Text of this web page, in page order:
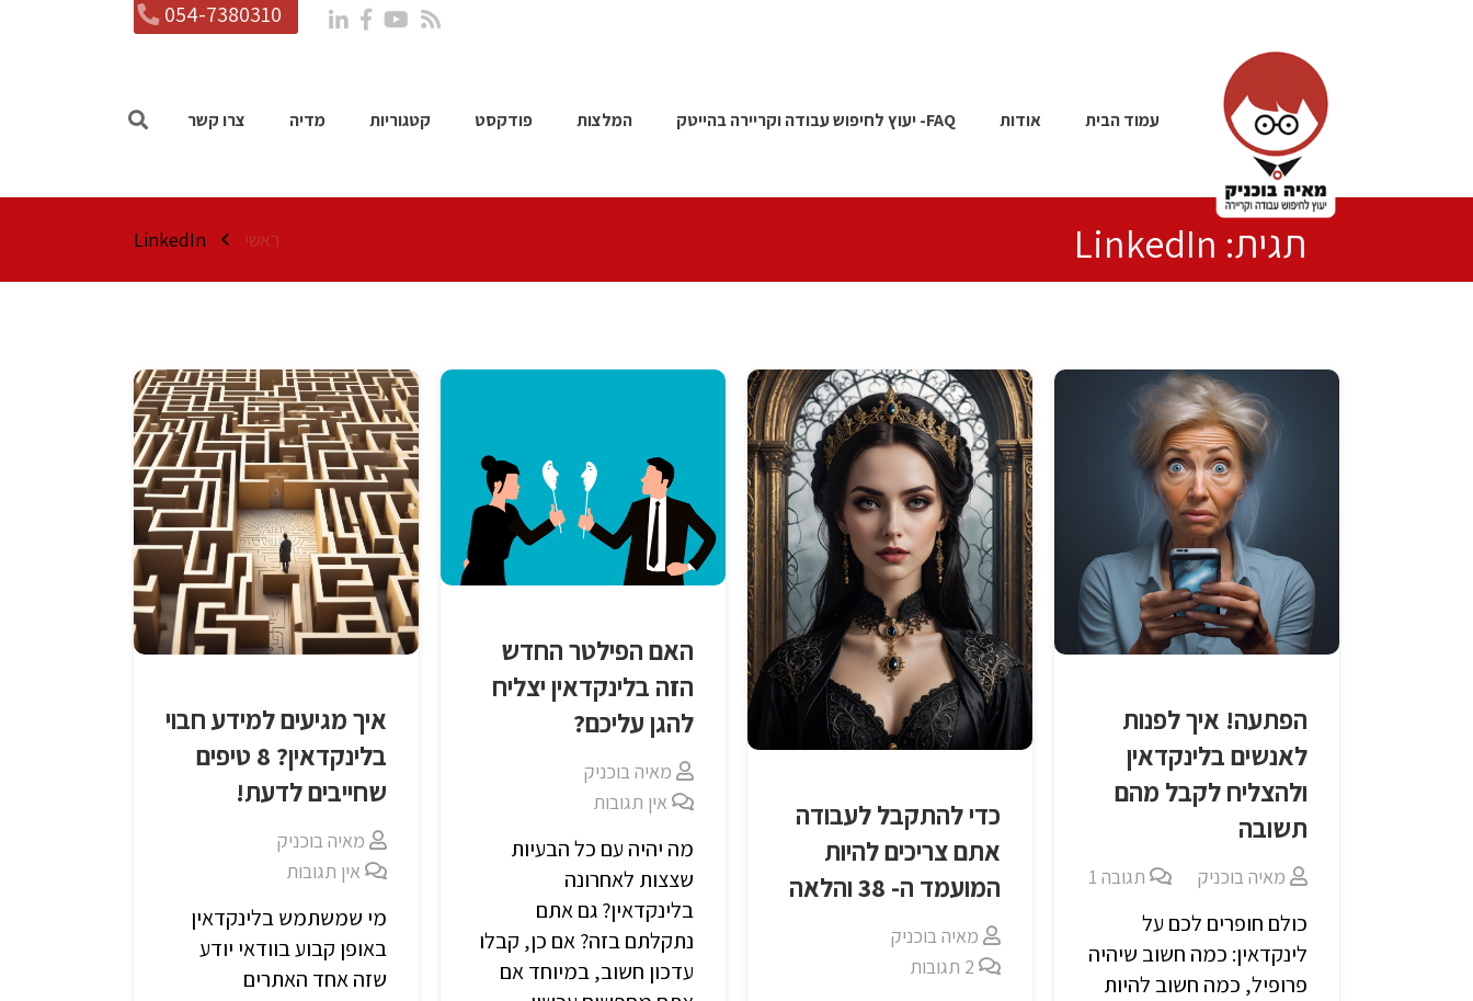
054-7380310
עמוד הבית אודות FAQ- יעוץ לחיפוש עבודה וקריירה בהייטק המלצות פודקסט קטגוריות מדיה צרו קשר
תגית: LinkedIn ראשי LinkedIn
הפתעה! איך לפנות
לאנשים בלינקדאין
ולהצליח לקבל מהם
תשובה
מאיה בוכניק תגובה1
כולם חופרים לכם על
לינקדאין: כמה חשוב שיהיה
פרופיל, כמה חשוב להיות
כדי להתקבל לעבודה
אתם צריכים להיות
המועמד ה- 38 והלאה
מאיה בוכניק
2 תגובות
האם הפילטר החדש
הזה בלינקדאין יצליח
להגן עליכם?
מאיה בוכניק
אין תגובות
מה יהיה עם כל הבעיות
שצצות לאחרונה
בלינקדאין? גם אתם
נתקלתם בזה? אם כן, קבלו
עדכון חשוב, במיוחד אם
איך מגיעים למידע חבוי
בלינקדאין? 8 טיפים
שחייבים לדעת!
מאיה בוכניק
אין תגובות
מי שמשתמש בלינקדאין
באופן קבוע בוודאי יודע
שזה אחד האתרים